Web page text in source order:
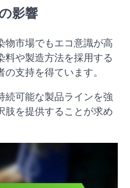
影響
物市場でもエコ意識が高
料や製造方法を採用する
支持を得ています。
続可能な製品ラインを強
肢を提供することが求め